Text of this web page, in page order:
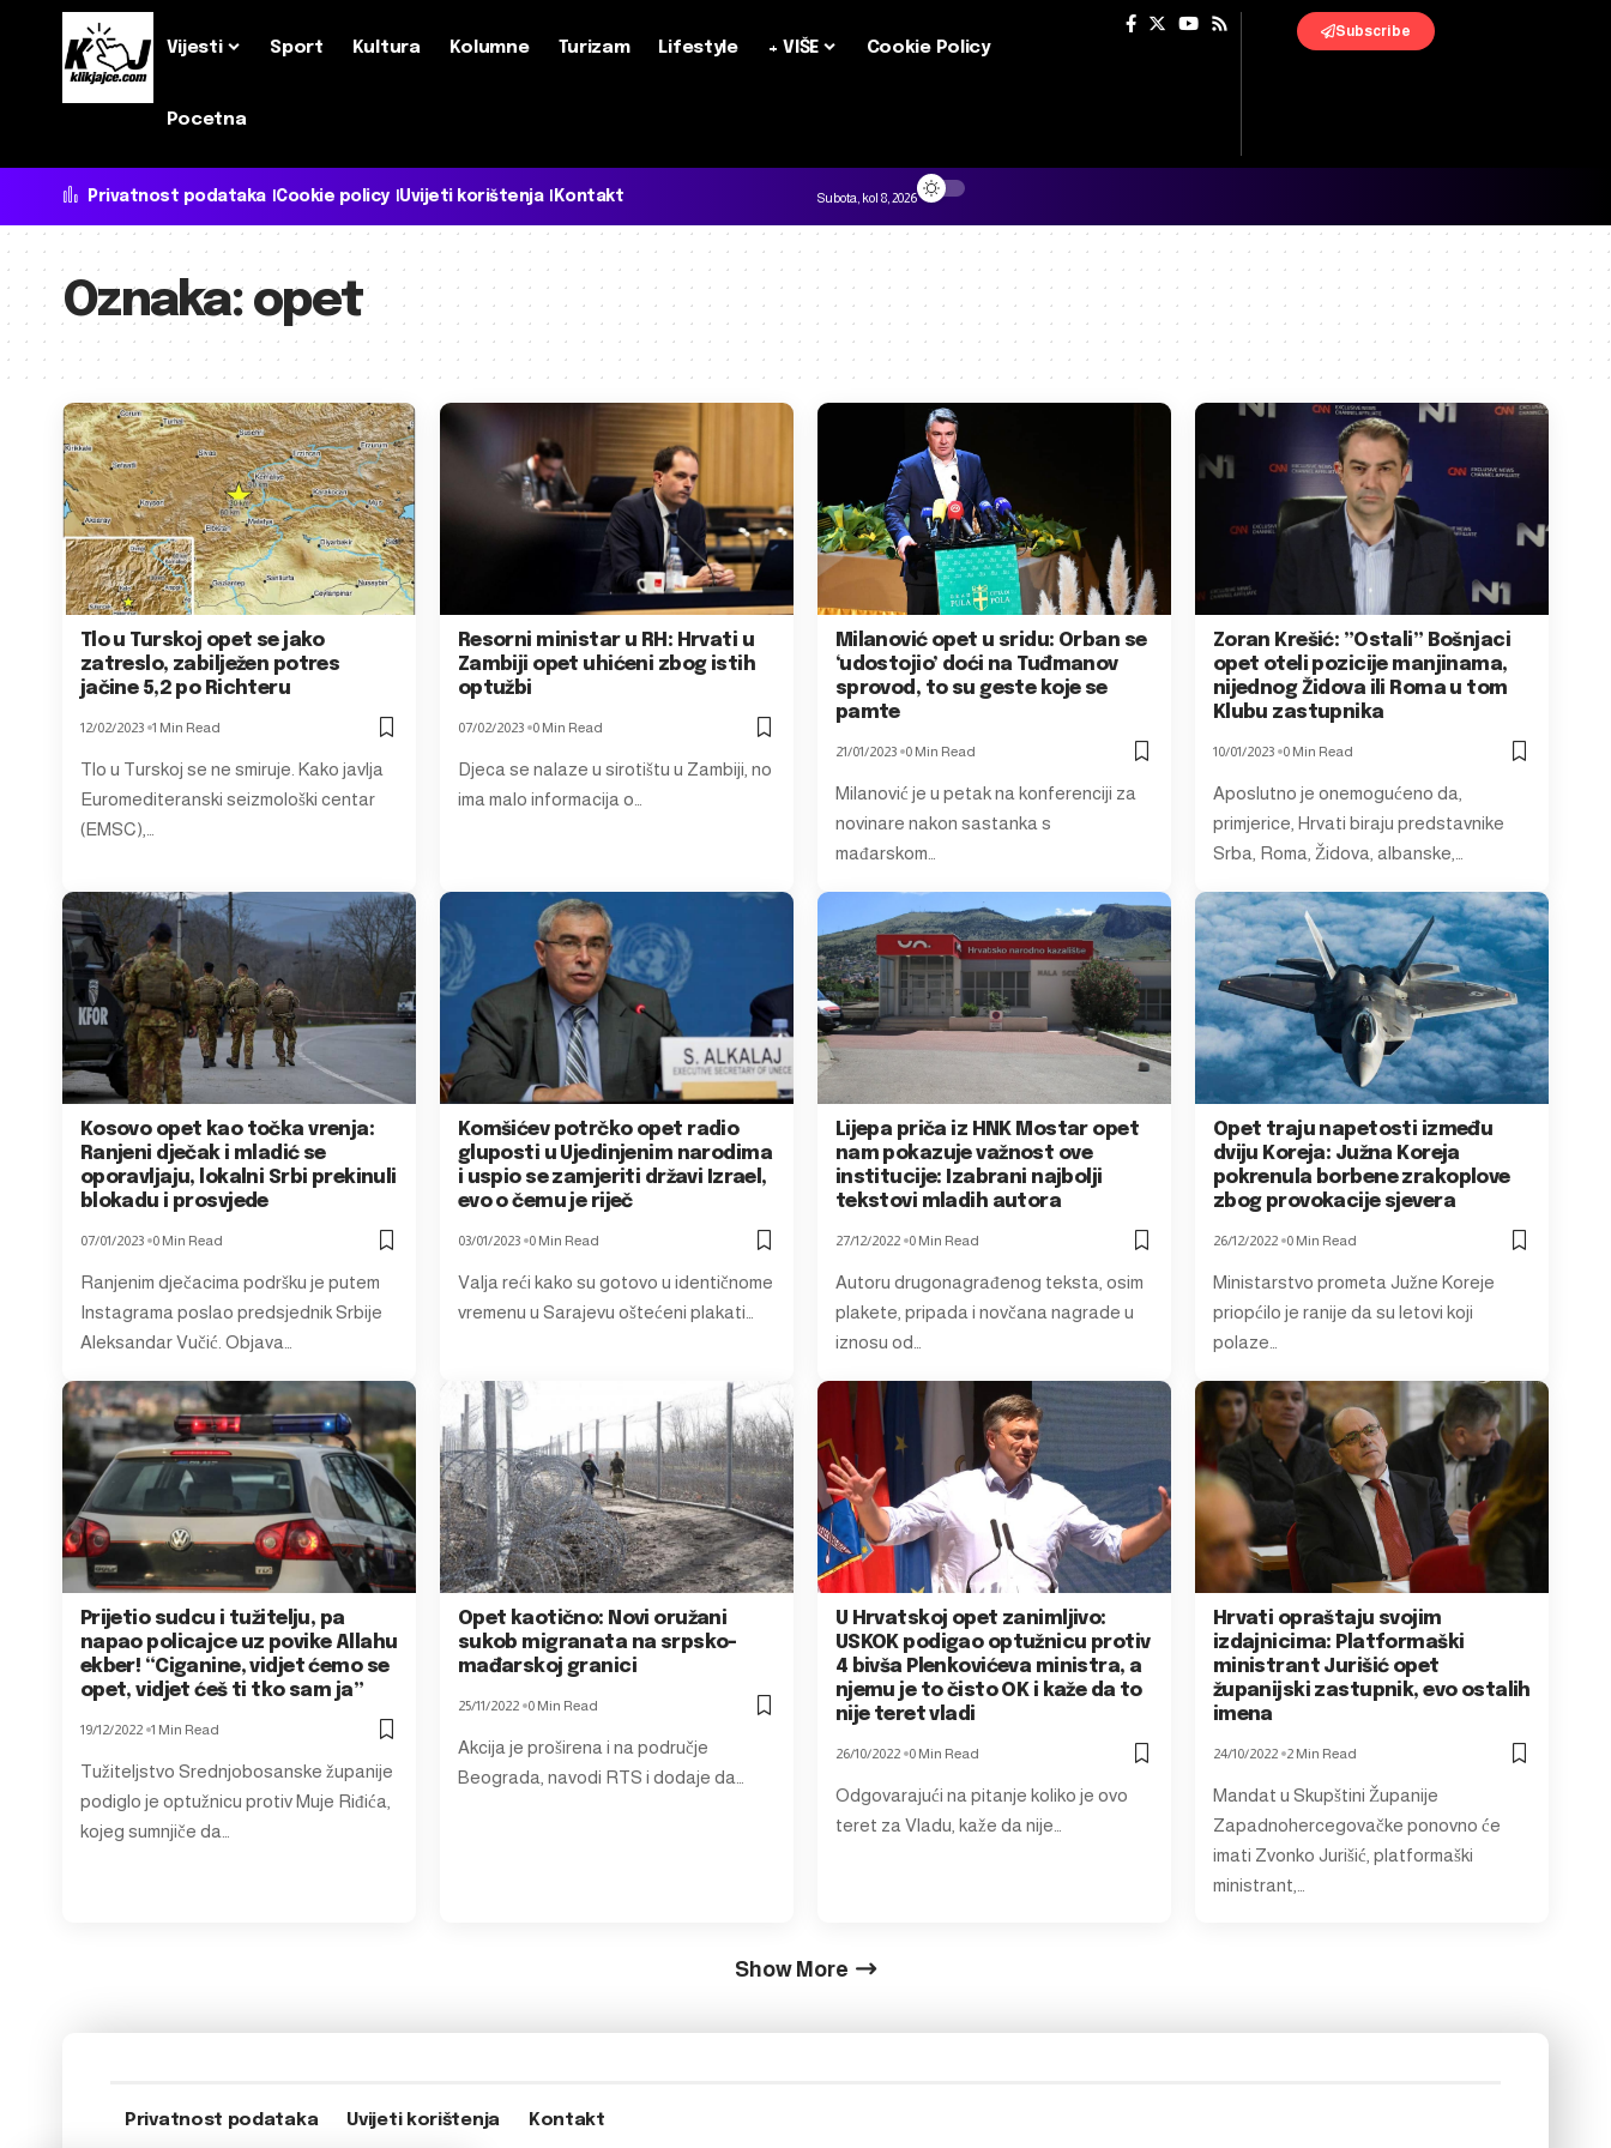
Vijesti Sport Kultura Kolumne Turizam Lifestyle + VIŠE Cookie Policy
Pocetna
Subscribe
Privatnost podataka Cookie policy Uvijeti korištenja Kontakt Subota, kol 8, 2026
Oznaka: opet
Tlo u Turskoj opet se jako
zatreslo, zabilježen potres
jačine 5,2 po Richteru
12/02/2023 1 Min Read
Tlo u Turskoj se ne smiruje. Kako javlja
Euromediteranski seizmološki centar
(EMSC),…
Resorni ministar u RH: Hrvati u
Zambiji opet uhićeni zbog istih
optužbi
07/02/2023 0 Min Read
Djeca se nalaze u sirotištu u Zambiji, no
ima malo informacija o…
Milanović opet u sridu: Orban se
‘udostojio’ doći na Tuđmanov
sprovod, to su geste koje se
pamte
21/01/2023 0 Min Read
Milanović je u petak na konferenciji za
novinare nakon sastanka s
mađarskom…
Zoran Krešić: ”Ostali” Bošnjaci
opet oteli pozicije manjinama,
nijednog Židova ili Roma u tom
Klubu zastupnika
10/01/2023 0 Min Read
Aposlutno je onemogućeno da,
primjerice, Hrvati biraju predstavnike
Srba, Roma, Židova, albanske,…
Kosovo opet kao točka vrenja:
Ranjeni dječak i mladić se
oporavljaju, lokalni Srbi prekinuli
blokadu i prosvjede
07/01/2023 0 Min Read
Ranjenim dječacima podršku je putem
Instagrama poslao predsjednik Srbije
Aleksandar Vučić. Objava…
Komšićev potrčko opet radio
gluposti u Ujedinjenim narodima
i uspio se zamjeriti državi Izrael,
evo o čemu je riječ
03/01/2023 0 Min Read
Valja reći kako su gotovo u identičnome
vremenu u Sarajevu oštećeni plakati…
Lijepa priča iz HNK Mostar opet
nam pokazuje važnost ove
institucije: Izabrani najbolji
tekstovi mladih autora
27/12/2022 0 Min Read
Autoru drugonagrađenog teksta, osim
plakete, pripada i novčana nagrade u
iznosu od…
Opet traju napetosti između
dviju Koreja: Južna Koreja
pokrenula borbene zrakoplove
zbog provokacije sjevera
26/12/2022 0 Min Read
Ministarstvo prometa Južne Koreje
priopćilo je ranije da su letovi koji
polaze…
Prijetio sudcu i tužitelju, pa
napao policajce uz povike Allahu
ekber! “Ciganine, vidjet ćemo se
opet, vidjet ćeš ti tko sam ja”
19/12/2022 1 Min Read
Tužiteljstvo Srednjobosanske županije
podiglo je optužnicu protiv Muje Riđića,
kojeg sumnjiče da…
Opet kaotično: Novi oružani
sukob migranata na srpsko-
mađarskoj granici
25/11/2022 0 Min Read
Akcija je proširena i na područje
Beograda, navodi RTS i dodaje da…
U Hrvatskoj opet zanimljivo:
USKOK podigao optužnicu protiv
4 bivša Plenkovićeva ministra, a
njemu je to čisto OK i kaže da to
nije teret vladi
26/10/2022 0 Min Read
Odgovarajući na pitanje koliko je ovo
teret za Vladu, kaže da nije…
Hrvati opraštaju svojim
izdajnicima: Platformaški
ministrant Jurišić opet
županijski zastupnik, evo ostalih
imena
24/10/2022 2 Min Read
Mandat u Skupštini Županije
Zapadnohercegovačke ponovno će
imati Zvonko Jurišić, platformaški
ministrant,…
Show More
Privatnost podataka Uvijeti korištenja Kontakt